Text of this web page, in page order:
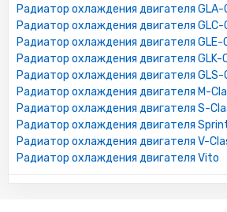
Радиатор охлаждения двигателя GLA-
Радиатор охлаждения двигателя GLC-
Радиатор охлаждения двигателя GLE-
Радиатор охлаждения двигателя GLK-
Радиатор охлаждения двигателя GLS-
Радиатор охлаждения двигателя M-
Радиатор охлаждения двигателя S-
Радиатор охлаждения двигателя
Радиатор охлаждения двигателя V-
Радиатор охлаждения двигателя Vito